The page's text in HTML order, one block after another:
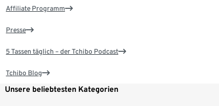
Affiliate Programm
Presse
5 Tassen täglich – der Tchibo Podcast
Tchibo Blog
Unsere beliebtesten Kategorien